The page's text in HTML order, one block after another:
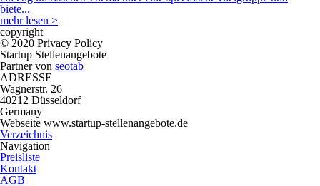
biete...
mehr lesen >
copyright
© 2020 Privacy Policy
Startup Stellenangebote
Partner von seotab
ADRESSE
Wagnerstr. 26
40212 Düsseldorf
Germany
Webseite www.startup-stellenangebote.de
Verzeichnis
Navigation
Preisliste
Kontakt
AGB